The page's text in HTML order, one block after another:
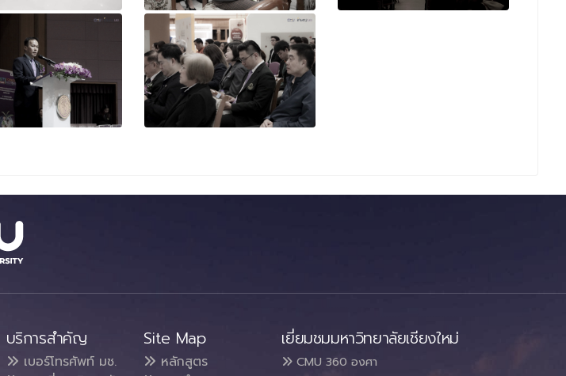
บริการสำคัญ
เบอร์โทรศัพท์ มช.
Site Map
หลักสูตร
เยี่ยมชมมหาวิทยาลัยเชียงใหม่
CMU 360 องศา